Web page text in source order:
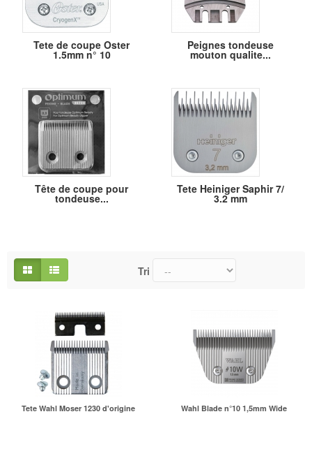
Tete de coupe Oster
1.5mm n° 10
Peignes tondeuse
mouton qualite...
Tête de coupe pour
tondeuse...
Tete Heiniger Saphir 7/
3.2 mm
Tri
Tete Wahl Moser 1230 d'origine Wahl Blade n°10 1,5mm Wide